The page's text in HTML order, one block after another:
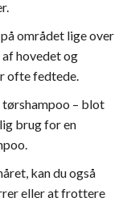
området lige over
hovedet og
ofte fedtede.
tørshampoo – blot
brug for en
kan du også
eller at frottere